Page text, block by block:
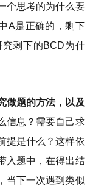
个思考的为什么要
A是正确的，剩下
剩下的BCD为什
做题的方法，以及
信息？需要自己求
提是什么？这样依
入题中，在得出结
当下一次遇到类似